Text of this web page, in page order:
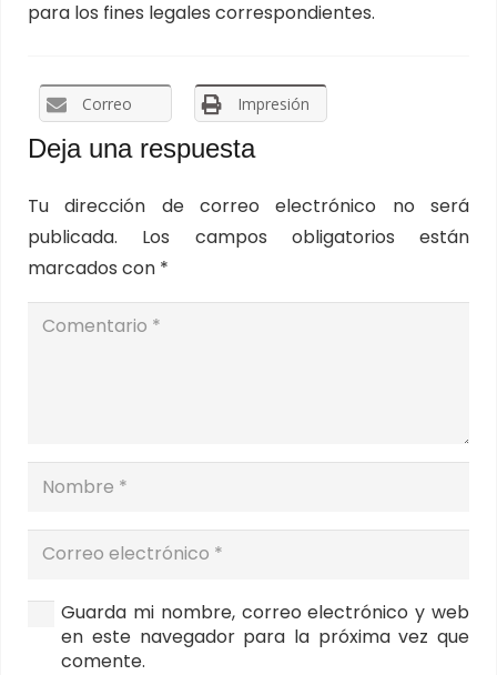
para los fines legales correspondientes.
Correo Impresión
Deja una respuesta
Tu dirección de correo electrónico no será
publicada.
Los campos obligatorios están
marcados con *
Guarda mi nombre, correo electrónico y web
en este navegador para la próxima vez que
comente.